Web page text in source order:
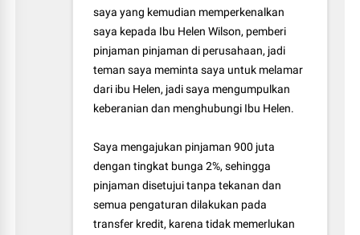
saya yang kemudian memperkenalkan
saya kepada Ibu Helen Wilson, pemberi
pinjaman pinjaman di perusahaan, jadi
teman saya meminta saya untuk melamar
dari ibu Helen, jadi saya mengumpulkan
keberanian dan menghubungi Ibu Helen.
Saya mengajukan pinjaman 900 juta
dengan tingkat bunga 2%, sehingga
pinjaman disetujui tanpa tekanan dan
semua pengaturan dilakukan pada
transfer kredit, karena tidak memerlukan